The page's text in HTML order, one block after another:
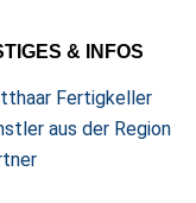
& INFOS
Fertigkeller
aus der Region